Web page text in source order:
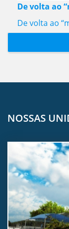
De volta ao
De volta ao
NOSSAS